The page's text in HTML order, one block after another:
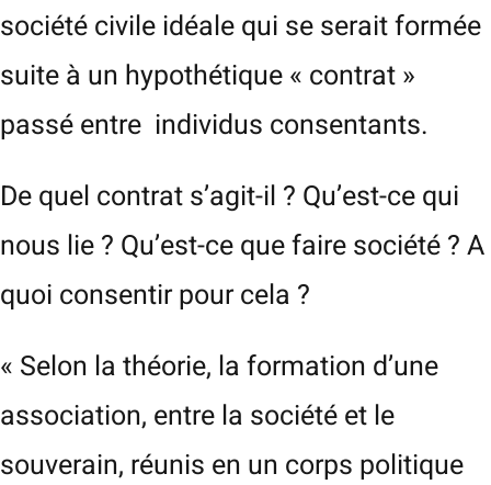
société civile idéale qui se serait formée
suite à un hypothétique « contrat »
passé entre individus consentants.
De quel contrat s’agit-il ? Qu’est-ce qui
nous lie ? Qu’est-ce que faire société ? A
quoi consentir pour cela ?
« Selon la théorie, la formation d’une
association, entre la société et le
souverain, réunis en un corps politique